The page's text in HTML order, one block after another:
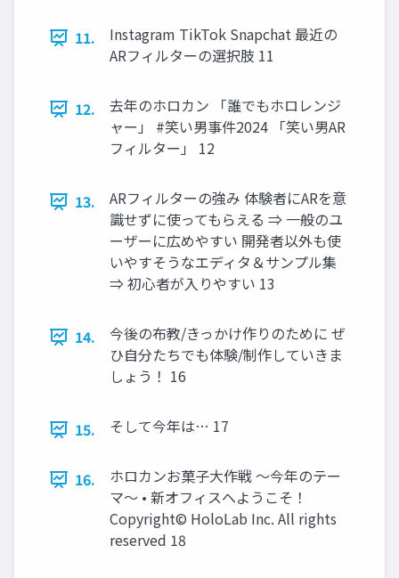
11.
Instagram TikTok Snapchat 最近の
ARフィルターの選択肢 11
12.
去年のホロカン 「誰でもホロレンジ
ャー」 #笑い男事件2024 「笑い男AR
フィルター」 12
13.
ARフィルターの強み 体験者にARを意
識せずに使ってもらえる ⇒ 一般のユ
ーザーに広めやすい 開発者以外も使
いやすそうなエディタ＆サンプル集
⇒ 初心者が入りやすい 13
14.
今後の布教/きっかけ作りのために ぜ
ひ自分たちでも体験/制作していきま
しょう！ 16
15. そして今年は… 17
16.
ホロカンお菓子大作戦 ～今年のテー
マ～ • 新オフィスへようこそ！
Copyright© HoloLab Inc. All rights
reserved 18